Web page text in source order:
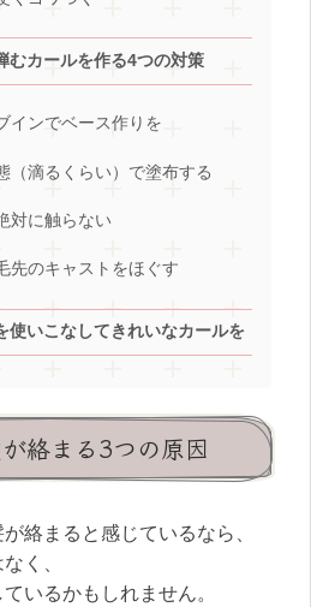
むカールを作る4つの対策
インでベース作りを
滴るくらい）で塗布する
対に触らない
先のキャストをほぐす
使いこなしてきれいなカールを
絡まる3つの原因
絡まると感じているなら、
く、
いるかもしれません。